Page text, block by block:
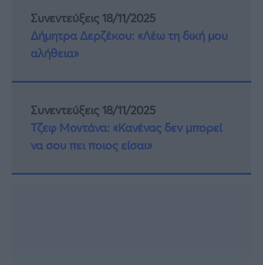
Συνεντεύξεις 18/11/2025
Δήμητρα Δερζέκου: «Λέω τη δική μου
αλήθεια»
Συνεντεύξεις 18/11/2025
Τζεφ Μοντάνα: «Κανένας δεν μπορεί
να σου πει ποιος είσαι»